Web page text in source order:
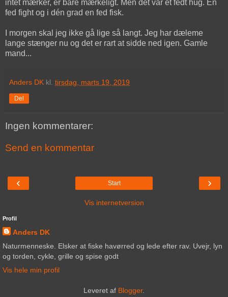
intet mærker, er bare mærkeligt. Men det var et fedt hug. En
fed fight og i dén grad en fed fisk.
I morgen skal jeg ikke gå lige så langt. Jeg har dæleme
lange stænger nu og det er rart at sidde ned igen. Gamle
mand...
Anders DK kl. tirsdag, marts 19, 2019
Del
Ingen kommentarer:
Send en kommentar
‹ ›
Start
Vis internetversion
Profil
Anders DK
Naturmenneske. Elsker at fiske havørred og lede efter rav. Uvejr, lyn
og torden, cykle, grille og spise godt
Vis hele min profil
Leveret af Blogger.